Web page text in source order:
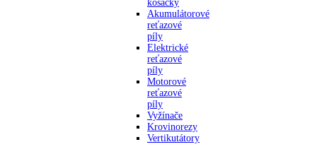
kosačky
Akumulátorové
reťazové
píly
Elektrické
reťazové
píly
Motorové
reťazové
píly
Vyžínače
Krovinorezy
Vertikutátory